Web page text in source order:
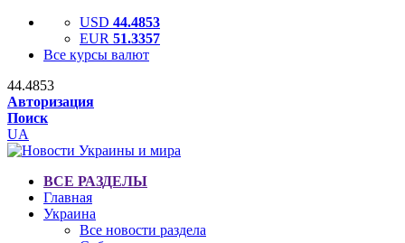
USD 44.4853
EUR 51.3357
Все курсы валют
44.4853
Авторизация
Поиск
UA
ВСЕ РАЗДЕЛЫ
Главная
Украина
Все новости раздела